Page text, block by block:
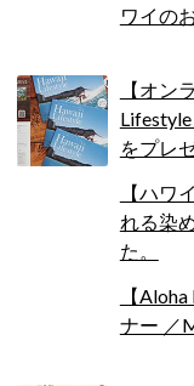
ワイの
【オン
をプレ
【ハワ
れる染
た。
【
ナー ／